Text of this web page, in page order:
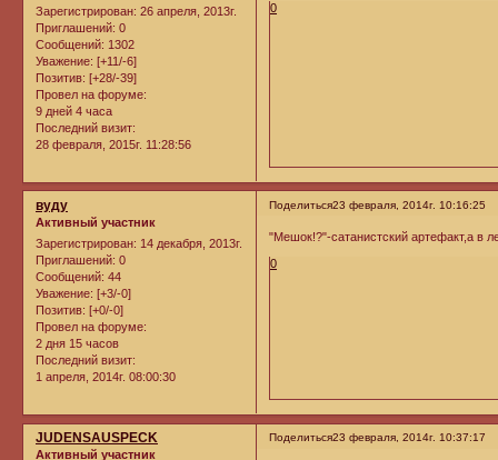
Зарегистрирован: 26 апреля, 2013г.
Приглашений: 0
Сообщений: 1302
Уважение: [+11/-6]
Позитив: [+28/-39]
Провел на форуме:
9 дней 4 часа
Последний визит:
28 февраля, 2015г. 11:28:56
0
Поделиться23 февраля, 2014г. 10:16:25
вуду
Активный участник
Зарегистрирован: 14 декабря, 2013г.
Приглашений: 0
Сообщений: 44
Уважение: [+3/-0]
Позитив: [+0/-0]
Провел на форуме:
2 дня 15 часов
Последний визит:
1 апреля, 2014г. 08:00:30
"Мешок!?"-сатанистский артефакт,а в
0
Поделиться23 февраля, 2014г. 10:37:17
JUDENSAUSPECK
Активный участник